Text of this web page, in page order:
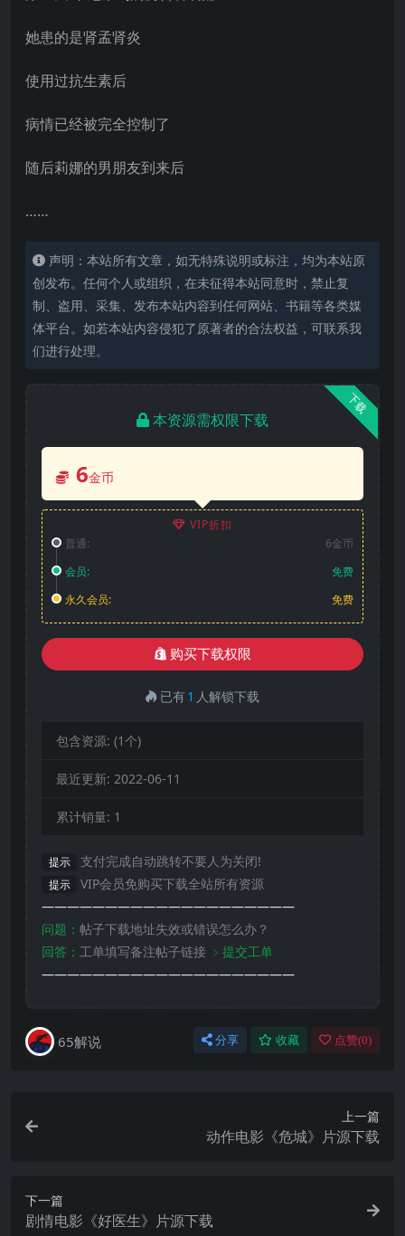
她患的是肾孟肾炎
使用过抗生素后
病情已经被完全控制了
随后莉娜的男朋友到来后
……
声明：本站所有文章，如无特殊说明或标注，均为本站原
创发布。任何个人或组织，在未征得本站同意时，禁止复
制、盗用、采集、发布本站内容到任何网站、书籍等各类媒
体平台。如若本站内容侵犯了原著者的合法权益，可联系我
们进行处理。
下载
本资源需权限下载
6金币
VIP折扣
普通:
6金币
会员:
免费
永久会员:
免费
购买下载权限
已有1 人解锁下载
包含资源: (1个)
最近更新: 2022-06-11
累计销量: 1
提示 支付完成自动跳转不要人为关闭!
提示
VIP会员免购买下载全站所有资源
————————————————————
问题： 帖子下载地址失效或错误怎么办？
回答： 工单填写备注帖子链接 ﹥提交工单
————————————————————
65解说 分享 收藏 点赞(0)
上一篇
动作电影《危城》片源下载
下一篇
剧情电影《好医生》片源下载